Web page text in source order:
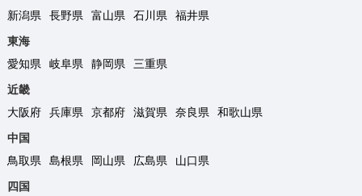
新潟県
長野県 富山県 石川県
福井県
東海
愛知県
岐阜県 静岡県
三重県
近畿
大阪府
兵庫県 京都府 滋賀県 奈良県
和歌山県
中国
鳥取県
島根県 岡山県 広島県
山口県
四国